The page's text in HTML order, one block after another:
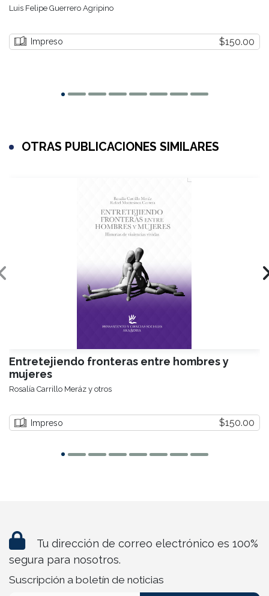
Luis Felipe Guerrero Agripino
Impreso $150.00
OTRAS PUBLICACIONES SIMILARES
Entretejiendo fronteras entre hombres y
mujeres
Rosalía Carrillo Meráz y otros
Impreso $150.00
Tu dirección de correo electrónico es 100%
segura para nosotros.
Suscripción a boletín de noticias